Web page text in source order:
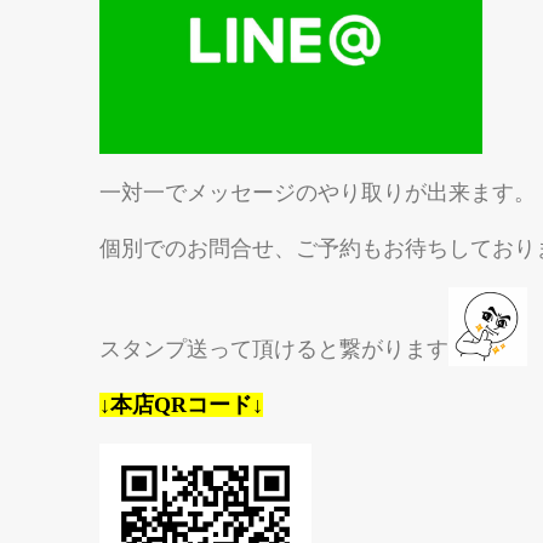
一対一でメッセージのやり取りが出来ます。
個別でのお問合せ、ご予約もお待ちしており
スタンプ送って頂けると繋がります
↓本店QRコード↓